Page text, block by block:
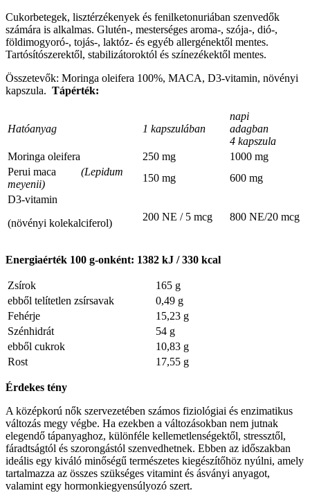
Cukorbetegek, lisztérzékenyek és fenilketonuriában szenvedők
számára is alkalmas. Glutén-, mesterséges aroma-, szója-, dió-,
földimogyoró-, tojás-, laktóz- és egyéb allergénektől mentes.
Tartósítószerektől, stabilizátoroktól és színezékektől mentes.
Összetevők: Moringa oleifera 100%, MACA, D3-vitamin, növényi
kapszula. Tápérték:
Hatóanyag 1 kapszulában
napi
4 kapszula
Moringa oleifera
250 mg
1000 mg
Perui maca (Lepidum
meyenii)
150 mg
600 mg
D3-vitamin
(növényi kolekalciferol)
200 NE / 5 mcg 800 NE/20 mcg
Energiaérték 100 g-onként: 1382 kJ / 330 kcal
Zsírok
165 g
ebből telítetlen zsírsavak
0,49 g
Fehérje
15,23 g
Szénhidrát
54 g
ebből cukrok
10,83 g
Rost
17,55 g
Érdekes tény
A középkorú nők szervezetében számos fiziológiai és enzimatikus
változás megy végbe. Ha ezekben a változásokban nem jutnak
elegendő tápanyaghoz, különféle kellemetlenségektől, stressztől,
fáradtságtól és szorongástól szenvedhetnek. Ebben az időszakban
ideális egy kiváló minőségű természetes kiegészítőhöz nyúlni, amely
tartalmazza az összes szükséges vitamint és ásványi anyagot,
valamint egy hormonkiegyensúlyozó szert.